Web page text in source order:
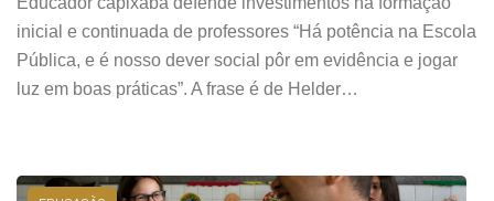
inicial e continuada de professores “Há potência na Escola
Pública, e é nosso dever social pôr em evidência e jogar
luz em boas práticas”. A frase é de Helder…